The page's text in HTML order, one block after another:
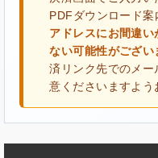
PDFダウンロード案
アドレスにお間違い
ない可能性がござい
済リンク先でのメ
意くださいますよう